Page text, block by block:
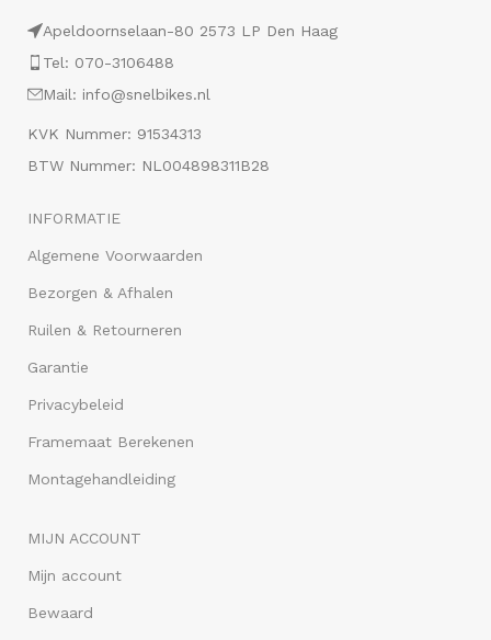
Apeldoornselaan-80 2573 LP Den Haag
Tel: 070-3106488
Mail: info@snelbikes.nl
KVK Nummer: 91534313
BTW Nummer: NL004898311B28
INFORMATIE
Algemene Voorwaarden
Bezorgen & Afhalen
Ruilen & Retourneren
Garantie
Privacybeleid
Framemaat Berekenen
Montagehandleiding
MIJN ACCOUNT
Mijn account
Bewaard